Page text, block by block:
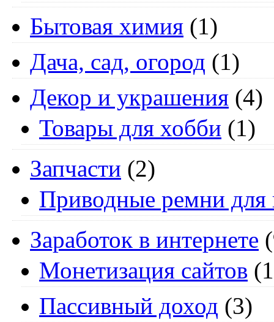
Бытовая химия (1)
Дача, сад, огород (1)
Декор и украшения (4)
Товары для хобби (1)
Запчасти (2)
Приводные ремни для
Заработок в интернете
Монетизация сайтов
Пассивный доход (3)